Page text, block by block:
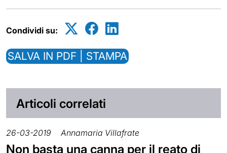
Condividi su:
SALVA IN PDF | STAMPA
Articoli correlati
26-03-2019 Annamaria Villafrate
Non basta una canna per il reato di